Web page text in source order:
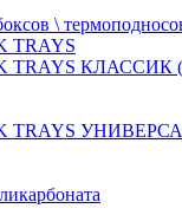
\
TRAYS
TRAYS КЛАССИК
TRAYS